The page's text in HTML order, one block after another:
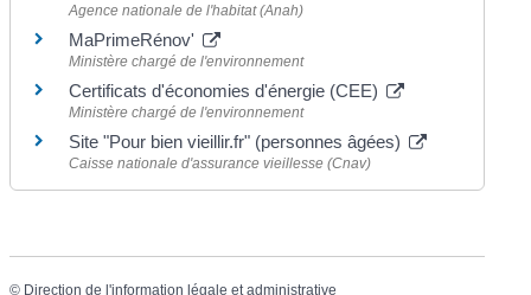
Agence nationale de l'habitat (Anah)
MaPrimeRénov'
Ministère chargé de l'environnement
Certificats d'économies d'énergie (CEE)
Ministère chargé de l'environnement
Site "Pour bien vieillir.fr" (personnes âgées)
Caisse nationale d'assurance vieillesse (Cnav)
© Direction de l'information légale et administrative